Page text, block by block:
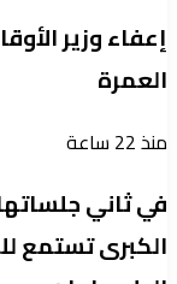
إعفاء وزير
العمرة
منذ 22 ساعة
في ثاني
الكبرى تستمع